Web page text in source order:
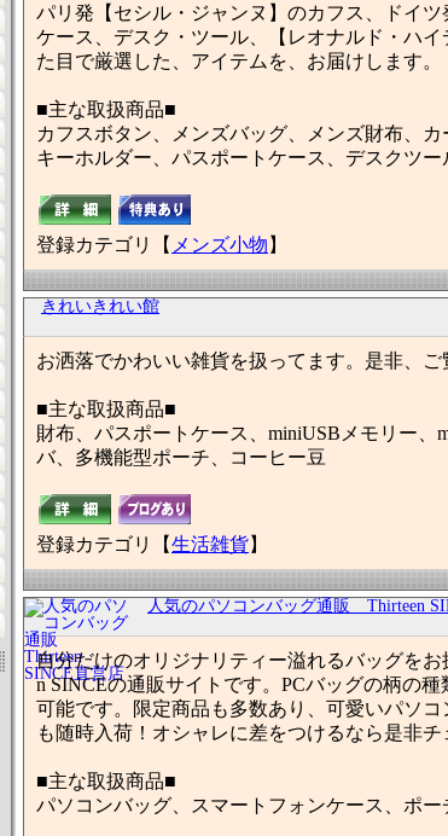
パリ発【セシル・ジャンヌ】のカフス、ドイ
ケース、デスク・ツール、【レオナルド・ハ
た目で厳選した、アイテムを、お届けします
■主な取扱商品■
カフスボタン、メンズバッグ、メンズ財布、
キーホルダー、パスポートケース、デスクツー
登録カテゴリ【 メンズ小物 】
きれいきれい館
お洒落でかわいい雑貨を扱ってます。是非、ご
■主な取扱商品■
財布、パスポートケース、miniUSBメモリー、
バ、多機能型ポーチ、コーヒー豆
登録カテゴリ【生活雑貨】
人気のパソコンバッグ通販 Thirteen
自分だけのオリジナリティー溢れるバッグを
n SINCEの通販サイトです。PCバッグの柄の
可能です。限定商品も多数あり、可愛いパソ
も随時入荷！オシャレに差をつけるなら是非チ
■主な取扱商品■
パソコンバッグ、スマートフォンケース、ポ